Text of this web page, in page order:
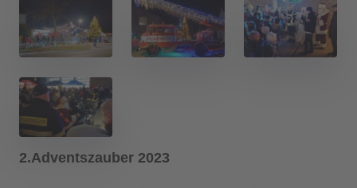
2.Adventszauber 2023